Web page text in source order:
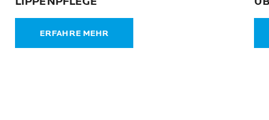
ERFAHRE MEHR